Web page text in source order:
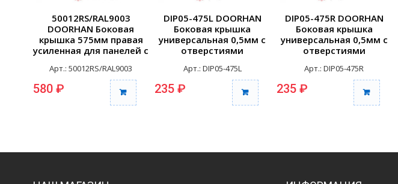
50012RS/RAL9003
DOORHAN Боковая
крышка 575мм правая
усиленная для панелей с
Арт.: 50012RS/RAL9003
580 ₽
DIP05-475L DOORHAN
Боковая крышка
универсальная 0,5мм с
отверстиями
(шт.)
Арт.: DIP05-475L
235 ₽
DIP05-475R DOORHAN
Боковая крышка
универсальная 0,5мм с
отверстиями
правая (шт.)
Арт.: DIP05-475R
235 ₽